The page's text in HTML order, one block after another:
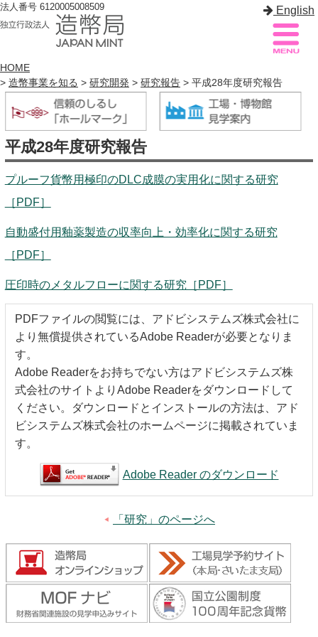
法人番号 6120005008509 English
造幣局案内 サイトマップ
トップページ
造幣局について
造幣事業を知る
貨幣を知る
キッズページ
HOME
> 造幣事業を知る > 研究開発 > 研究報告 > 平成28年度研究報告
平成28年度研究報告
プルーフ貨幣用極印のDLC成膜の実用化に関する研究
［PDF］
自動盛付用釉薬製造の収率向上・効率化に関する研究
［PDF］
圧印時のメタルフローに関する研究［PDF］
PDFファイルの閲覧には、アドビシステムズ株式会社に
より無償提供されているAdobe Readerが必要となりま
す。
Adobe Readerをお持ちでない方はアドビシステムズ株
式会社のサイトよりAdobe Readerをダウンロードして
ください。ダウンロードとインストールの方法は、アド
ビシステムズ株式会社のホームページに掲載されていま
す。
Adobe Reader のダウンロード
「研究」のページへ